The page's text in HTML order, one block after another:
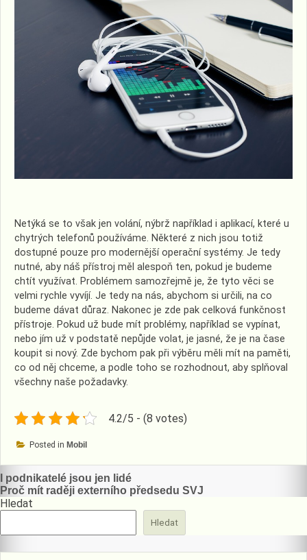
Netýká se to však jen volání, nýbrž například i aplikací, které u
chytrých telefonů používáme. Některé z nich jsou totiž
dostupné pouze pro modernější operační systémy. Je tedy
nutné, aby náš přístroj měl alespoň ten, pokud je budeme
chtít využívat. Problémem samozřejmě je, že tyto věci se
velmi rychle vyvíjí. Je tedy na nás, abychom si určili, na co
budeme dávat důraz. Nakonec je zde pak celková funkčnost
přístroje. Pokud už bude mít problémy, například se vypínat,
nebo jím už v podstatě nepůjde volat, je jasné, že je na čase
koupit si nový. Zde bychom pak při výběru měli mít na paměti,
co od něj chceme, a podle toho se rozhodnout, aby splňoval
všechny naše požadavky.
4.2/5 - (8 votes)
Posted in Mobil
Navigace
pro
I podnikatelé jsou jen lidé
Proč mít raději externího předsedu SVJ
Hledat
Hledat